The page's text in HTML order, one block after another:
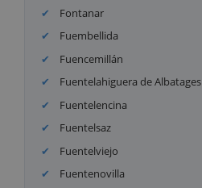
Fontanar
Fuembellida
Fuencemillán
Fuentelahiguera de Albatages
Fuentelencina
Fuentelsaz
Fuentelviejo
Fuentenovilla